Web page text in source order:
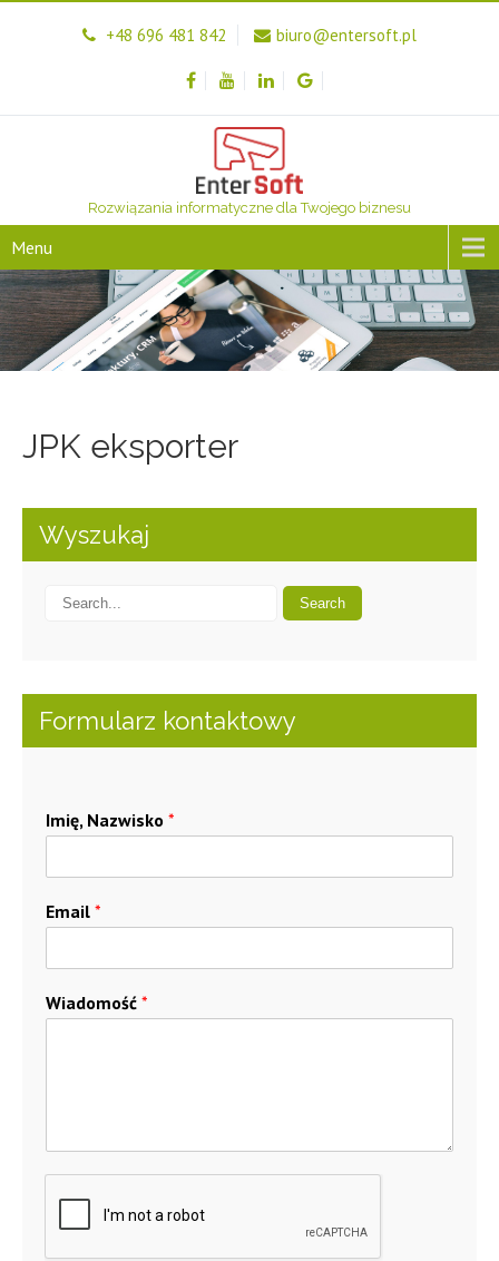
+48 696 481 842 biuro@entersoft.pl
Rozwiązania informatyczne dla Twojego biznesu
Menu
JPK eksporter
Wyszukaj
Formularz kontaktowy
Imię, Nazwisko *
Email *
Wiadomość *